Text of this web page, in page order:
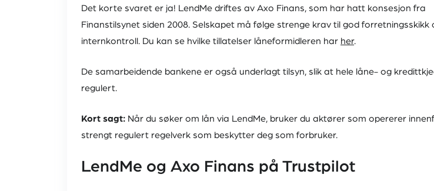
Det korte svaret er ja! LendMe driftes av Axo Finans, som har hatt konsesjon fra
Finanstilsynet siden 2008. Selskapet må følge strenge krav til god forretningsskikk
internkontroll. Du kan se hvilke tillatelser låneformidleren har her.
De samarbeidende bankene er også underlagt tilsyn, slik at hele låne- og
regulert.
Kort sagt: Når du søker om lån via LendMe, bruker du aktører som opererer
strengt regulert regelverk som beskytter deg som forbruker.
LendMe og Axo Finans på Trustpilot